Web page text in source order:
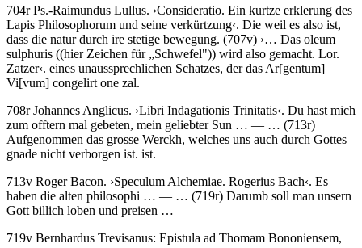
704rPs.-Raimundus Lullus. ›Consideratio. Ein kurtze erklerung des
Lapis Philosophorum und seine verkürtzung‹. Die weil es also ist,
dass die natur durch ire stetige bewegung. (707v) ›… Das oleum
sulphuris ((hier Zeichen für „Schwefel")) wird also gemacht. Lor.
Zatzer‹. eines unaussprechlichen Schatzes, der das Ar[gentum]
Vi[vum] congelirt one zal.
708rJohannes Anglicus. ›Libri Indagationis Trinitatis‹. Du hast mich
zum offtern mal gebeten, mein geliebter Sun … — … (713r)
Aufgenommen das grosse Werckh, welches uns auch durch Gottes
gnade nicht verborgen ist. ist.
713v Roger Bacon. ›Speculum Alchemiae. Rogerius Bach‹. Es
haben die alten philosophi … — … (719r) Darumb soll man unsern
Gott billich loben und preisen …
719v Bernhardus Trevisanus: Epistula ad Thomam Bononiensem,